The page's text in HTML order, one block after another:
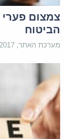
צמצום
הביטוח
מערכת האתר, 19.02.2017